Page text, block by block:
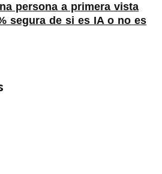
persona a primera vista
segura de si es IA o no es